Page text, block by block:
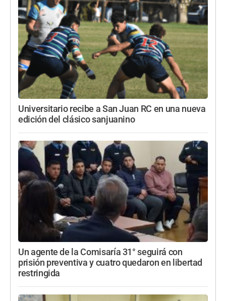
Universitario recibe a San Juan RC en una nueva
edición del clásico sanjuanino
Un agente de la Comisaría 31° seguirá con
prisión preventiva y cuatro quedaron en libertad
restringida